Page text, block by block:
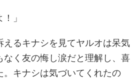
」
るキナシを見てヤルオは呆気
なく友の悔し涙だと理解し、喜
。キナシは気づいてくれたの